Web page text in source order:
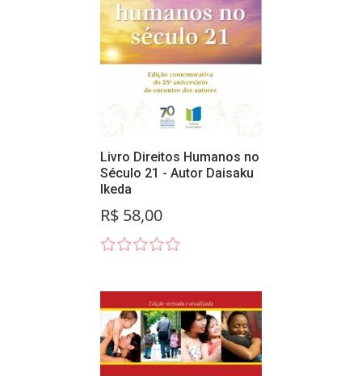
Livro Direitos Humanos no
Século 21 - Autor Daisaku
Ikeda
R$ 58,00